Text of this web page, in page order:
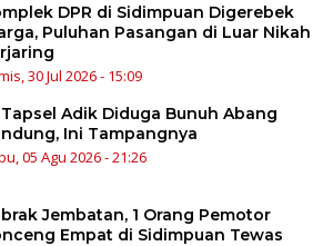
DPR di Sidimpuan Digerebek
Puluhan Pasangan di Luar Nikah
30 Jul 2026 - 15:09
Adik Diduga Bunuh Abang
Ini Tampangnya
05 Agu 2026 - 21:26
Jembatan, 1 Orang Pemotor
Empat di Sidimpuan Tewas